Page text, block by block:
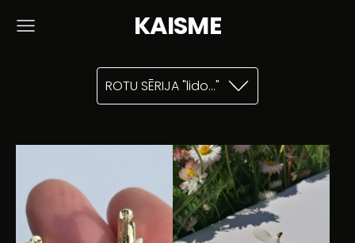
KAISME
ROTU SĒRIJA "lido..."